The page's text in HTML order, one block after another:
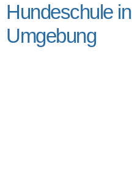
Hundeschule
Umgebung